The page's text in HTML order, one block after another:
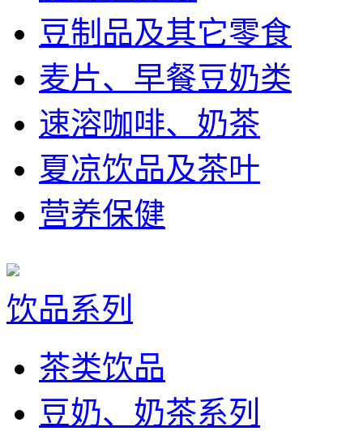
豆制品及其它零食
麦片、早餐豆奶类
速溶咖啡、奶茶
夏凉饮品及茶叶
营养保健
饮品系列
茶类饮品
豆奶、奶茶系列